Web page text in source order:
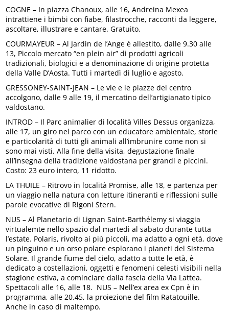
COGNE – In piazza Chanoux, alle 16, Andreina Mexea
intrattiene i bimbi con fiabe, filastrocche, racconti da leggere,
ascoltare, illustrare e cantare. Gratuito.
COURMAYEUR – Al Jardin de l’Ange è allestito, dalle 9.30 alle
13, Piccolo mercato “en plein air” di prodotti agricoli
tradizionali, biologici e a denominazione di origine protetta
della Valle D’Aosta. Tutti i martedì di luglio e agosto.
GRESSONEY-SAINT-JEAN – Le vie e le piazze del centro
accolgono, dalle 9 alle 19, il mercatino dell’artigianato tipico
valdostano.
INTROD – Il Parc animalier di località Villes Dessus organizza,
alle 17, un giro nel parco con un educatore ambientale, storie
e particolarità di tutti gli animali all’imbrunire come non si
sono mai visti. Alla fine della visita, degustazione finale
all’insegna della tradizione valdostana per grandi e piccini.
Costo: 23 euro intero, 11 ridotto.
LA THUILE – Ritrovo in località Promise, alle 18, e partenza per
un viaggio nella natura con letture itineranti e riflessioni sulle
parole evocative di Rigoni Stern.
NUS – Al Planetario di Lignan Saint-Barthélemy si viaggia
virtualemte nello spazio dal martedì al sabato durante tutta
l’estate. Polaris, rivolto ai più piccoli, ma adatto a ogni età, dove
un pinguino e un orso polare esplorano i pianeti del Sistema
Solare. Il grande fiume del cielo, adatto a tutte le età, è
dedicato a costellazioni, oggetti e fenomeni celesti visibili nella
stagione estiva, a cominciare dalla fascia della Via Lattea.
Spettacoli alle 16, alle 18. NUS – Nell’ex area ex Cpn è in
programma, alle 20.45, la proiezione del film Ratatouille.
Anche in caso di maltempo.